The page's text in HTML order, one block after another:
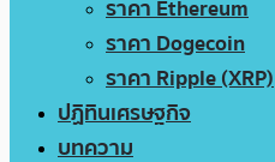
ราคา Ethereum
ราคา Dogecoin
ราคา Ripple (XRP)
ปฏิทินเศรษฐกิจ
บทความ